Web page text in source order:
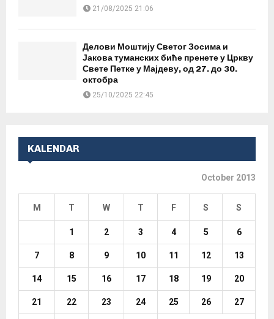
21/08/2025 21:06
Делови Моштију Светог Зосима и
Јакова туманских биће пренете у Цркву
Свете Петке у Мајдеву, од 27. до 30.
октобра
25/10/2025 22:45
KALENDAR
October 2013
M T W T F S S
1 2 3 4 5 6
7 8 9 10 11 12 13
14 15 16 17 18 19 20
21 22 23 24 25 26 27